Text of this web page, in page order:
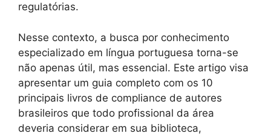
regulatórias.
Nesse contexto, a busca por conhecimento
especializado em língua portuguesa torna-se
não apenas útil, mas essencial. Este artigo visa
apresentar um guia completo com os 10
principais livros de compliance de autores
brasileiros que todo profissional da área
deveria considerar em sua biblioteca,